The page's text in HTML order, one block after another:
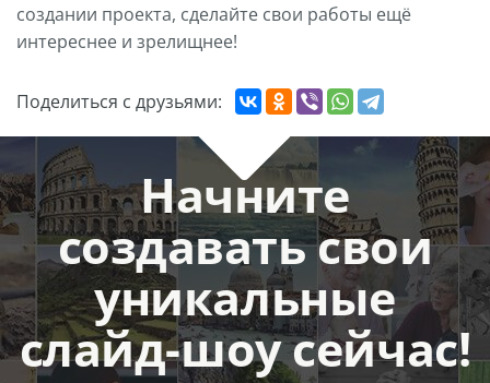
создании проекта, сделайте свои работы ещё
интереснее и зрелищнее!
Поделиться с друзьями:
Начните
создавать свои
уникальные
слайд-шоу сейчас!